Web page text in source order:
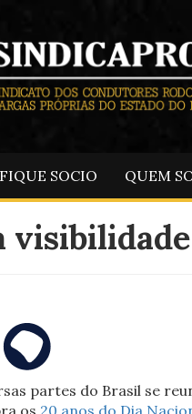
FIQUE SOCIO QUEM
partes do Brasil se
os 20 anos do Dia